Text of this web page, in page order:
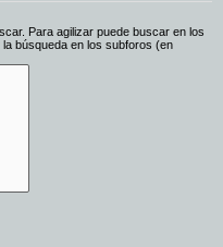
Para agilizar puede buscar en los
búsqueda en los subforos (en